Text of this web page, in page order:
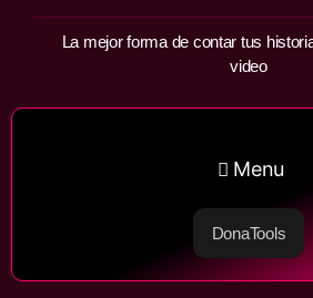
La mejor forma de contar tus
video
Menu
DonaTools